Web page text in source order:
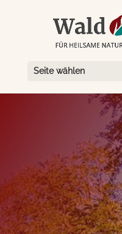
Seite wählen